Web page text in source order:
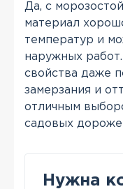
Да, с
материал
температур и
наружных
свойства даже
замерзания и
отличным
садовых
Нужна